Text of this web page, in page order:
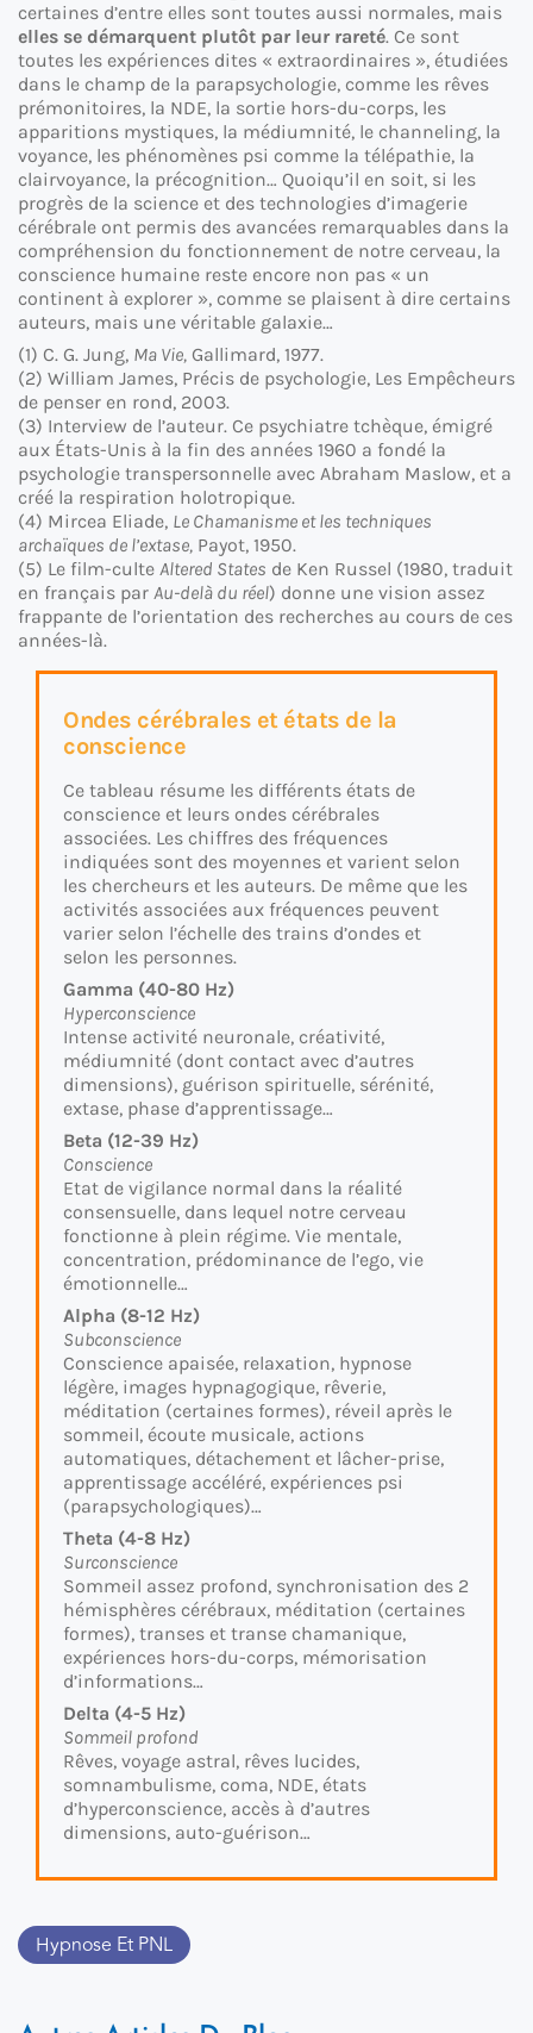
certaines d’entre elles sont toutes aussi normales, mais
elles se démarquent plutôt par leur rareté. Ce sont
toutes les expériences dites « extraordinaires », étudiées
dans le champ de la parapsychologie, comme les rêves
prémonitoires, la NDE, la sortie hors-du-corps, les
apparitions mystiques, la médiumnité, le channeling, la
voyance, les phénomènes psi comme la télépathie, la
clairvoyance, la précognition… Quoiqu’il en soit, si les
progrès de la science et des technologies d’imagerie
cérébrale ont permis des avancées remarquables dans la
compréhension du fonctionnement de notre cerveau, la
conscience humaine reste encore non pas « un
continent à explorer », comme se plaisent à dire certains
auteurs, mais une véritable galaxie…
(1) C. G. Jung, Ma Vie, Gallimard, 1977.
(2) William James, Précis de psychologie, Les Empêcheurs
de penser en rond, 2003.
(3) Interview de l’auteur. Ce psychiatre tchèque, émigré
aux États-Unis à la fin des années 1960 a fondé la
psychologie transpersonnelle avec Abraham Maslow, et a
créé la respiration holotropique.
(4) Mircea Eliade, Le Chamanisme et les techniques
archaïques de l’extase, Payot, 1950.
(5) Le film-culte Altered States de Ken Russel (1980, traduit
en français par Au-delà du réel) donne une vision assez
frappante de l’orientation des recherches au cours de ces
années-là.
Ondes cérébrales et états de la
conscience
Ce tableau résume les différents états de
conscience et leurs ondes cérébrales
associées. Les chiffres des fréquences
indiquées sont des moyennes et varient selon
les chercheurs et les auteurs. De même que les
activités associées aux fréquences peuvent
varier selon l’échelle des trains d’ondes et
selon les personnes.
Gamma (40-80 Hz)
Hyperconscience
Intense activité neuronale, créativité,
médiumnité (dont contact avec d’autres
dimensions), guérison spirituelle, sérénité,
extase, phase d’apprentissage…
Beta (12-39 Hz)
Conscience
Etat de vigilance normal dans la réalité
consensuelle, dans lequel notre cerveau
fonctionne à plein régime. Vie mentale,
concentration, prédominance de l’ego, vie
émotionnelle…
Alpha (8-12 Hz)
Subconscience
Conscience apaisée, relaxation, hypnose
légère, images hypnagogique, rêverie,
méditation (certaines formes), réveil après le
sommeil, écoute musicale, actions
automatiques, détachement et lâcher-prise,
apprentissage accéléré, expériences psi
(parapsychologiques)…
Theta (4-8 Hz)
Surconscience
Sommeil assez profond, synchronisation des 2
hémisphères cérébraux, méditation (certaines
formes), transes et transe chamanique,
expériences hors-du-corps, mémorisation
d’informations…
Delta (4-5 Hz)
Sommeil profond
Rêves, voyage astral, rêves lucides,
somnambulisme, coma, NDE, états
d’hyperconscience, accès à d’autres
dimensions, auto-guérison…
Hypnose Et PNL